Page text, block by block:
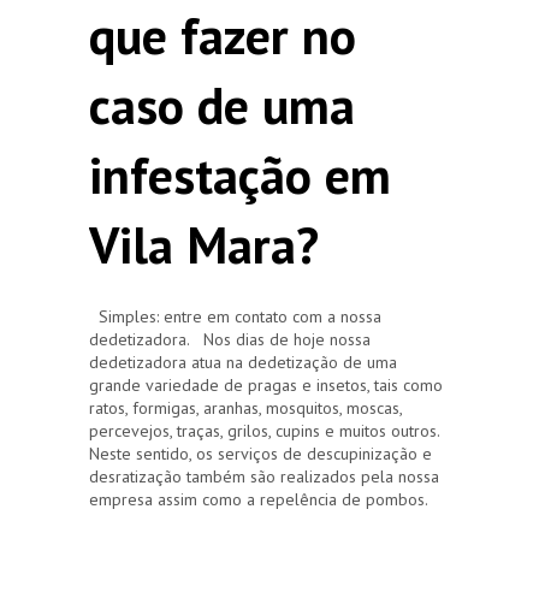
que fazer no
caso de uma
infestação em
Vila Mara?
Simples: entre em contato com a nossa
dedetizadora. Nos dias de hoje nossa
dedetizadora atua na dedetização de uma
grande variedade de pragas e insetos, tais como
ratos, formigas, aranhas, mosquitos, moscas,
percevejos, traças, grilos, cupins e muitos outros.
Neste sentido, os serviços de descupinização e
desratização também são realizados pela nossa
empresa assim como a repelência de pombos.